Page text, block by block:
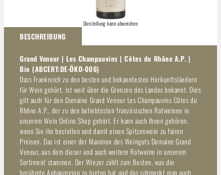
Darstellung kann abweichen
BESCHREIBUNG
Grand Veneur | Les Champauvins | Côtes du Rhône A.P. |
Bio (ABCERT:DE-ÖKO-006)
Dass Frankreich zu den besten und bekanntesten Herkunftsländern
für Wein gehört, ist weit über die Grenzen des Landes bekannt. Dies
gilt auch für den Domaine Grand Veneur Les Champauvins Côtes du
Rhône A.P., der zu den beliebtesten französischen Rotweinen in
unserem Wein Online Shop gehört. Er kann auch Ihnen gehören,
wenn Sie ihn bestellen und damit einen Spitzenwein zu fairen
Preisen. Das ist einer der Maximen des Weinguts Domaine Grand
Veneur, aus dem dieser und auch weitere Rotweine in unserem
Sortiment stammen. Der Winzer zählt zum Besten, was die
berühmte Anbauregion zu bieten hat und das schmeckt man auch,